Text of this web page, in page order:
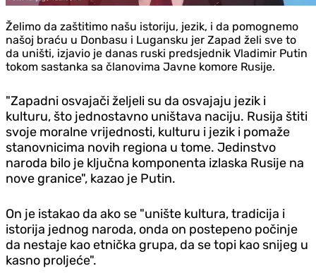
Želimo da zaštitimo našu istoriju, jezik, i da pomognemo
našoj braću u Donbasu i Lugansku jer Zapad želi sve to
da uništi, izjavio je danas ruski predsjednik Vladimir Putin
tokom sastanka sa članovima Javne komore Rusije.
"Zapadni osvajači željeli su da osvajaju jezik i
kulturu, što jednostavno uništava naciju. Rusija štiti
svoje moralne vrijednosti, kulturu i jezik i pomaže
stanovnicima novih regiona u tome. Jedinstvo
naroda bilo je ključna komponenta izlaska Rusije na
nove granice", kazao je Putin.
On je istakao da ako se "unište kultura, tradicija i
istorija jednog naroda, onda on postepeno počinje
da nestaje kao etnička grupa, da se topi kao snijeg u
kasno proljeće".